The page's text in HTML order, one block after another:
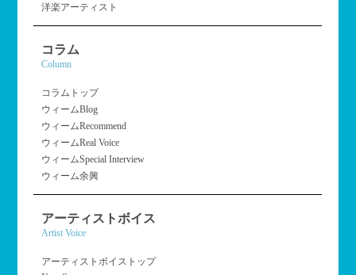
洋楽アーティスト
コラム
Column
コラムトップ
ウィームBlog
ウィームRecommend
ウィームReal Voice
ウィームSpecial Interview
ウィーム余興
アーティストボイス
Artist Voice
アーティストボイストップ